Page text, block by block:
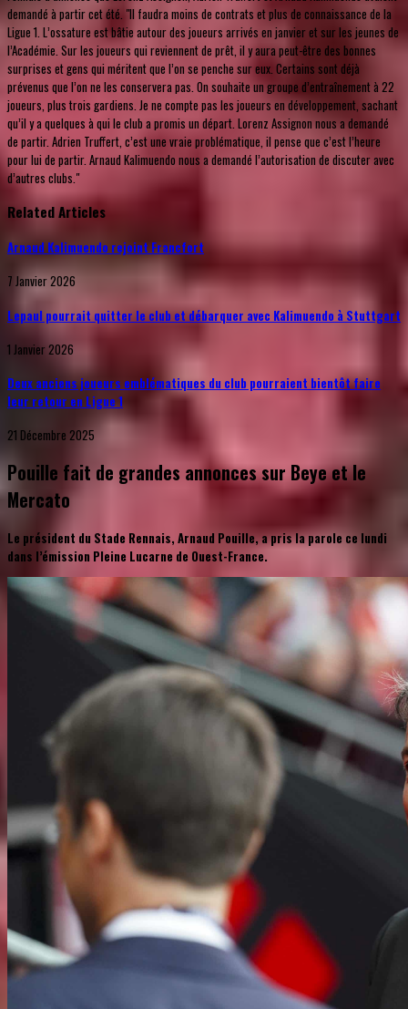
demandé à partir cet été. "Il faudra moins de contrats et plus de connaissance de la
Ligue 1. L’ossature est bâtie autour des joueurs arrivés en janvier et sur les jeunes de
l’Académie. Sur les joueurs qui reviennent de prêt, il y aura peut-être des bonnes
surprises et gens qui méritent que l’on se penche sur eux. Certains sont déjà
prévenus que l’on ne les conservera pas. On souhaite un groupe d’entraînement à 22
joueurs, plus trois gardiens. Je ne compte pas les joueurs en développement, sachant
qu’il y a quelques à qui le club a promis un départ. Lorenz Assignon nous a demandé
de partir. Adrien Truffert, c’est une vraie problématique, il pense que c’est l’heure
pour lui de partir. Arnaud Kalimuendo nous a demandé l’autorisation de discuter avec
d’autres clubs."
Related Articles
Arnaud Kalimuendo rejoint Francfort
7 Janvier 2026
Lepaul pourrait quitter le club et débarquer avec Kalimuendo à Stuttgart
1 Janvier 2026
Deux anciens joueurs emblématiques du club pourraient bientôt faire
leur retour en Ligue 1
21 Décembre 2025
Pouille fait de grandes annonces sur Beye et le
Mercato
Le président du Stade Rennais, Arnaud Pouille, a pris la parole ce lundi
dans l’émission Pleine Lucarne de Ouest-France.